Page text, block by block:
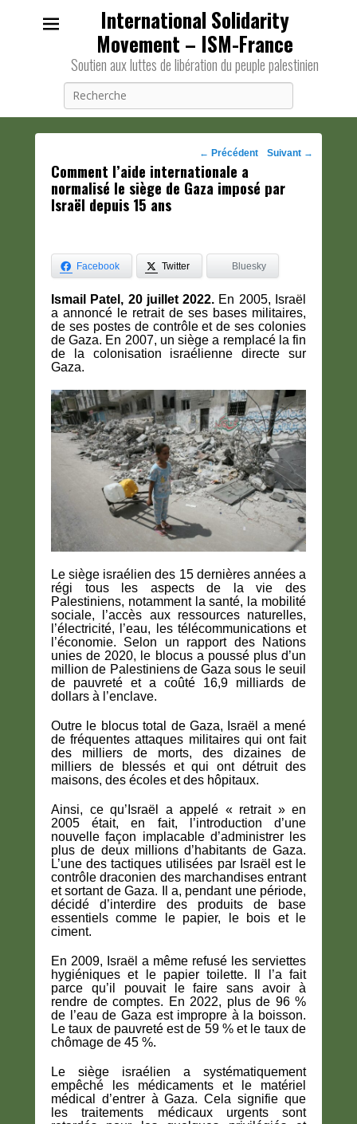
International Solidarity
Movement – ISM-France
Soutien aux luttes de libération du peuple palestinien
Navigation
des
posts
← Précédent Suivant →
Comment l’aide internationale a
normalisé le siège de Gaza imposé par
Israël depuis 15 ans
Facebook Twitter Bluesky
Ismail Patel, 20 juillet 2022. En 2005, Israël
a annoncé le retrait de ses bases militaires,
de ses postes de contrôle et de ses colonies
de Gaza. En 2007, un siège a remplacé la fin
de la colonisation israélienne directe sur
Gaza.
Le siège israélien des 15 dernières années a
régi tous les aspects de la vie des
Palestiniens, notamment la santé, la mobilité
sociale, l’accès aux ressources naturelles,
l’électricité, l’eau, les télécommunications et
l’économie. Selon un rapport des Nations
unies de 2020, le blocus a poussé plus d’un
million de Palestiniens de Gaza sous le seuil
de pauvreté et a coûté 16,9 milliards de
dollars à l’enclave.
Outre le blocus total de Gaza, Israël a mené
de fréquentes attaques militaires qui ont fait
des milliers de morts, des dizaines de
milliers de blessés et qui ont détruit des
maisons, des écoles et des hôpitaux.
Ainsi, ce qu’Israël a appelé « retrait » en
2005 était, en fait, l’introduction d’une
nouvelle façon implacable d’administrer les
plus de deux millions d’habitants de Gaza.
L’une des tactiques utilisées par Israël est le
contrôle draconien des marchandises entrant
et sortant de Gaza. Il a, pendant une période,
décidé d’interdire des produits de base
essentiels comme le papier, le bois et le
ciment.
En 2009, Israël a même refusé les serviettes
hygiéniques et le papier toilette. Il l’a fait
parce qu’il pouvait le faire sans avoir à
rendre de comptes. En 2022, plus de 96 %
de l’eau de Gaza est impropre à la boisson.
Le taux de pauvreté est de 59 % et le taux de
chômage de 45 %.
Le siège israélien a systématiquement
empêché les médicaments et le matériel
médical d’entrer à Gaza. Cela signifie que
les traitements médicaux urgents sont